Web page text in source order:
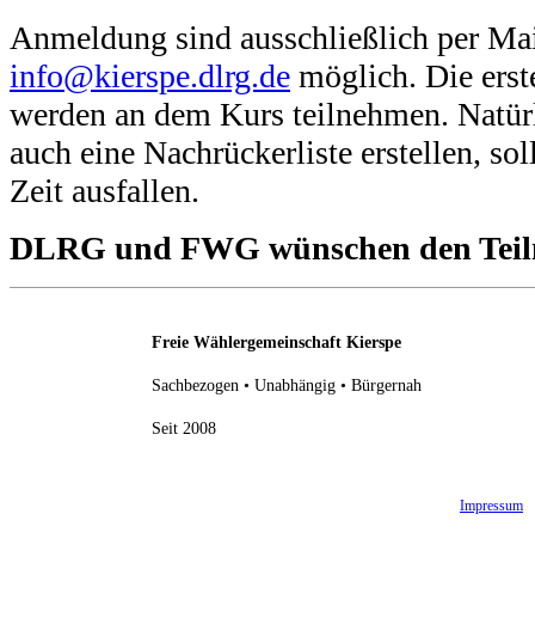
Anmeldung sind ausschließlich per
info@kierspe.dlrg.de möglich. Die
werden an dem Kurs teilnehmen.
auch eine Nachrückerliste erstellen,
Zeit ausfallen.
DLRG und FWG wünschen den
Freie Wählergemeinschaft Kierspe
Sachbezogen • Unabhängig • Bürgernah
Seit 2008
Impressum